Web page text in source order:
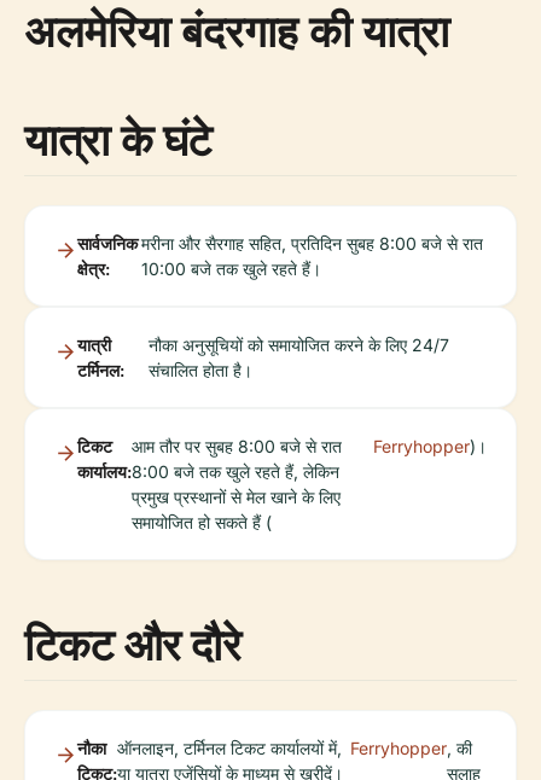
अलमेरिया बंदरगाह की यात्रा
यात्रा के घंटे
सार्वजनिक
क्षेत्र:
मरीना और सैरगाह सहित, प्रतिदिन सुबह 8:00 बजे से रात
10:00 बजे तक खुले रहते हैं।
यात्री
टर्मिनल:
नौका अनुसूचियों को समायोजित करने के लिए 24/7
संचालित होता है।
टिकट
कार्यालय:
आम तौर पर सुबह 8:00 बजे से रात
8:00 बजे तक खुले रहते हैं, लेकिन
प्रमुख प्रस्थानों से मेल खाने के लिए
समायोजित हो सकते हैं (
Ferryhopper)।
टिकट और दौरे
नौका
टिकट:
ऑनलाइन, टर्मिनल टिकट कार्यालयों में,
या यात्रा एजेंसियों के माध्यम से खरीदें।
Ferryhopper, की
सलाह